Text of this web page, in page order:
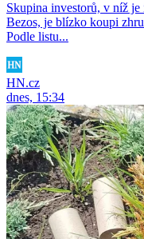
Skupina investorů, v níž
Bezos, je blízko koupi
Podle listu...
HN.cz
dnes, 15:34